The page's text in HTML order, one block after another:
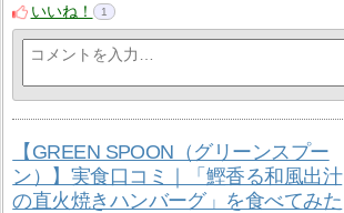
いいね！
1
【GREEN SPOON（グリーンスプー
ン）】実食口コミ｜「鰹香る和風出汁
の直火焼きハンバーグ」を食べてみた